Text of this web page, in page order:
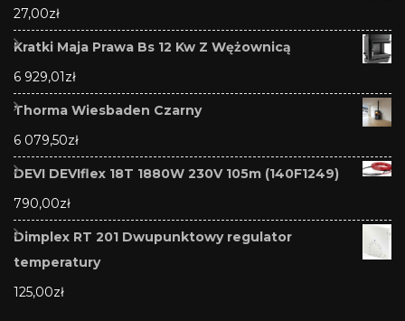
27,00zł
Kratki Maja Prawa Bs 12 Kw Z Wężownicą
6 929,01zł
Thorma Wiesbaden Czarny
6 079,50zł
DEVI DEVIflex 18T 1880W 230V 105m (140F1249)
790,00zł
Dimplex RT 201 Dwupunktowy regulator
temperatury
125,00zł